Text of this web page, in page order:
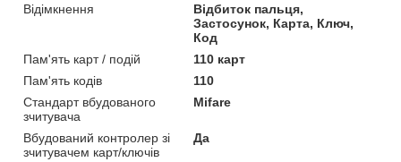
Відімкнення
Відбиток пальця,
Застосунок, Карта, Ключ,
Код
Пам'ять карт / подій
110 карт
Пам'ять кодів
110
Стандарт вбудованого
зчитувача
Mifare
Вбудований контролер зі
зчитувачем карт/ключів
Да